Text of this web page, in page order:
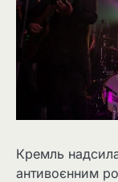
Кремль
антивоєнним